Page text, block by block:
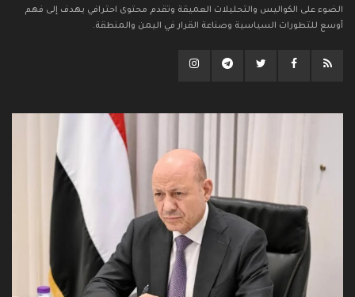
الضوء على الكواليس والتحليلات العميقة وتقدم محتوى احترافي يهدف إلى فهم
أوسع للتطورات السياسية وصناعة القرار في اليمن والمنطقة.